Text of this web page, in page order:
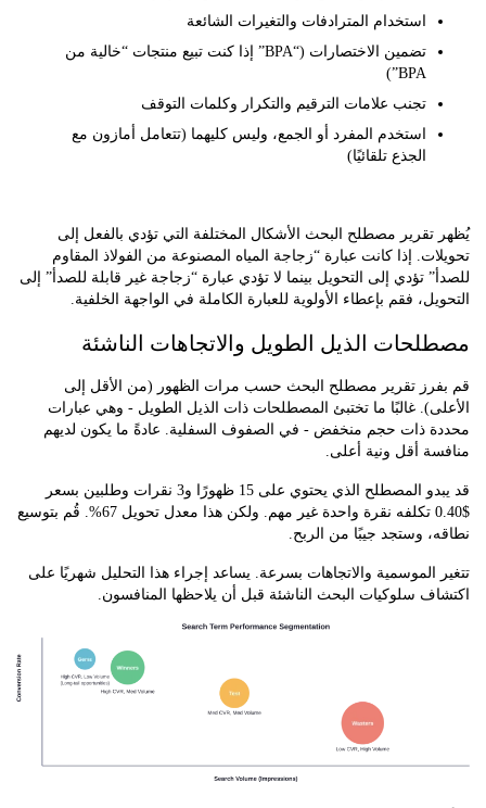
استخدام المترادفات والتغيرات الشائعة
تضمين الاختصارات (“BPA” إذا كنت تبيع منتجات “خالية من
تجنب علامات الترقيم والتكرار وكلمات التوقف
استخدم المفرد أو الجمع، وليس كليهما (تتعامل أمازون مع
الجذع تلقائيًا)
مصطلح البحث الأشكال المختلفة التي تؤدي بالفعل إلى
إذا كانت عبارة “زجاجة المياه المصنوعة من الفولاذ المقاوم
تؤدي إلى التحويل بينما لا تؤدي عبارة “زجاجة غير قابلة للصدأ” إلى
فقم بإعطاء الأولوية للعبارة الكاملة في الواجهة الخلفية.
الذيل الطويل والاتجاهات الناشئة
تقرير مصطلح البحث حسب مرات الظهور (من الأقل إلى
غالبًا ما تختبئ المصطلحات ذات الذيل الطويل - وهي عبارات
ذات حجم منخفض - في الصفوف السفلية. عادةً ما يكون لديهم
أقل ونية أعلى.
قد يبدو المصطلح الذي يحتوي على 15 ظهورًا و3 نقرات وطلبين بسعر
$0.40 تكلفه نقرة واحدة غير مهم. ولكن هذا معدل تحويل 67%. قُم بتوسيع
وستجد جيبًا من الربح.
الموسمية والاتجاهات بسرعة. يساعد إجراء هذا التحليل شهريًا على
سلوكيات البحث الناشئة قبل أن يلاحظها المنافسون.